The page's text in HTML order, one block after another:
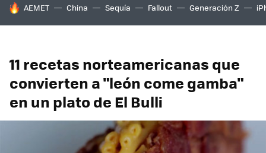
HOY SE HABLA DE
AEMET China Sequía Fallout Generación Z
11 recetas norteamericanas que
convierten a "león come gamba"
en un plato de El Bulli